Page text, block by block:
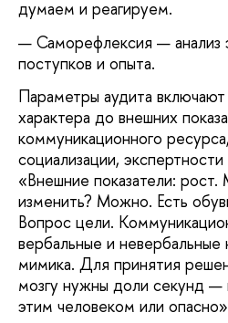
думаем и реагируем.
Саморефлексия — анализ
поступков и опыта.
Параметры аудита
характера до внешних
коммуникационного
социализации,
«Внешние показатели:
изменить? Можно. Есть
Вопрос цели.
вербальные и невербальные
мимика. Для принятия
мозгу нужны доли секунд
этим человеком или